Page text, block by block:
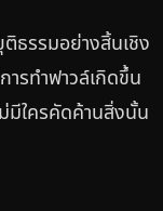
ติธรรมอย่างสิ้นเชิง
ารทำฟาวล์เกิดขึ้น
ม่มีใครคัดค้านสิ่งนั้น